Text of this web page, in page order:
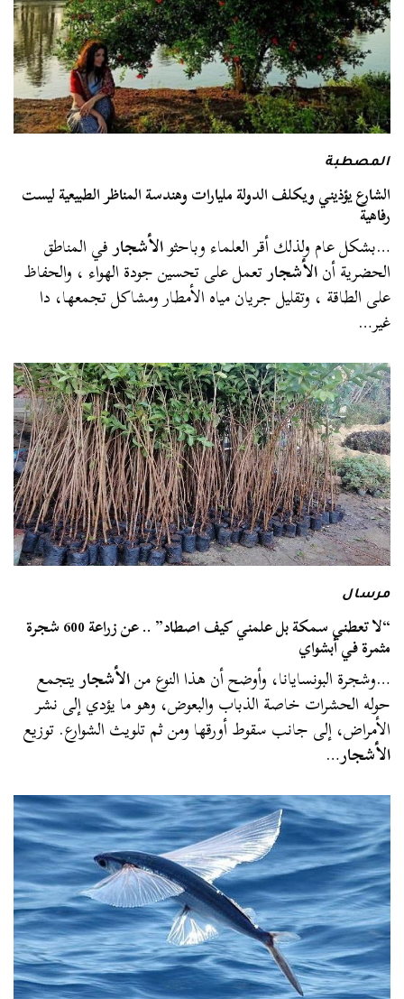
المصطبة
الشارع يؤذيني ويكلف الدولة مليارات وهندسة المناظر الطبيعية ليست
رفاهية
…بشكل عام ولذلك أقر العلماء وباحثوالأشجارفي المناطق
الحضرية أنالأشجارتعمل على تحسين جودة الهواء ، والحفاظ
على الطاقة ، وتقليل جريان مياه الأمطار ومشاكل تجمعها، دا
غير…
مرسال
“لا تعطني سمكة بل علمني كيف اصطاد” .. عن زراعة 600 شجرة
مثمرة في أبشواي
…وشجرة البونسايانا، وأوضح أن هذا النوع منالأشجاريتجمع
حوله الحشرات خاصة الذباب والبعوض، وهو ما يؤدي إلى نشر
الأمراض، إلى جانب سقوط أورقها ومن ثم تلويث الشوارع. توزيع
الأشجار…